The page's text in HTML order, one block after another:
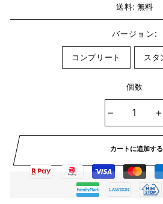
送料: 無料
バージョン:
コンプリート スタ
個数
カートに追加する